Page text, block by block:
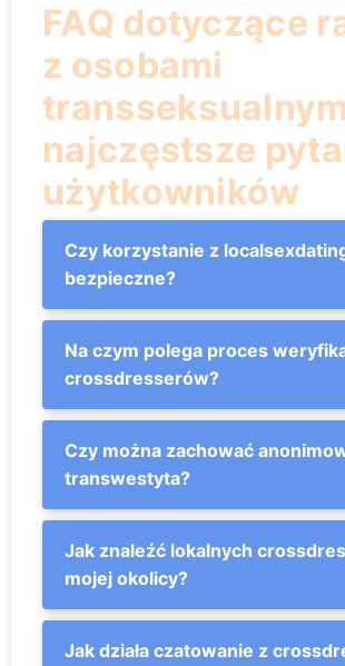
FAQ dotyczące
z osobami
najczęstsze
użytkowników
Czy korzystanie z
bezpieczne?
Na czym polega proces
crossdresserów?
Czy można zachować
transwestyta?
Jak znaleźć lokalnych
mojej okolicy?
Jak działa czatowanie z